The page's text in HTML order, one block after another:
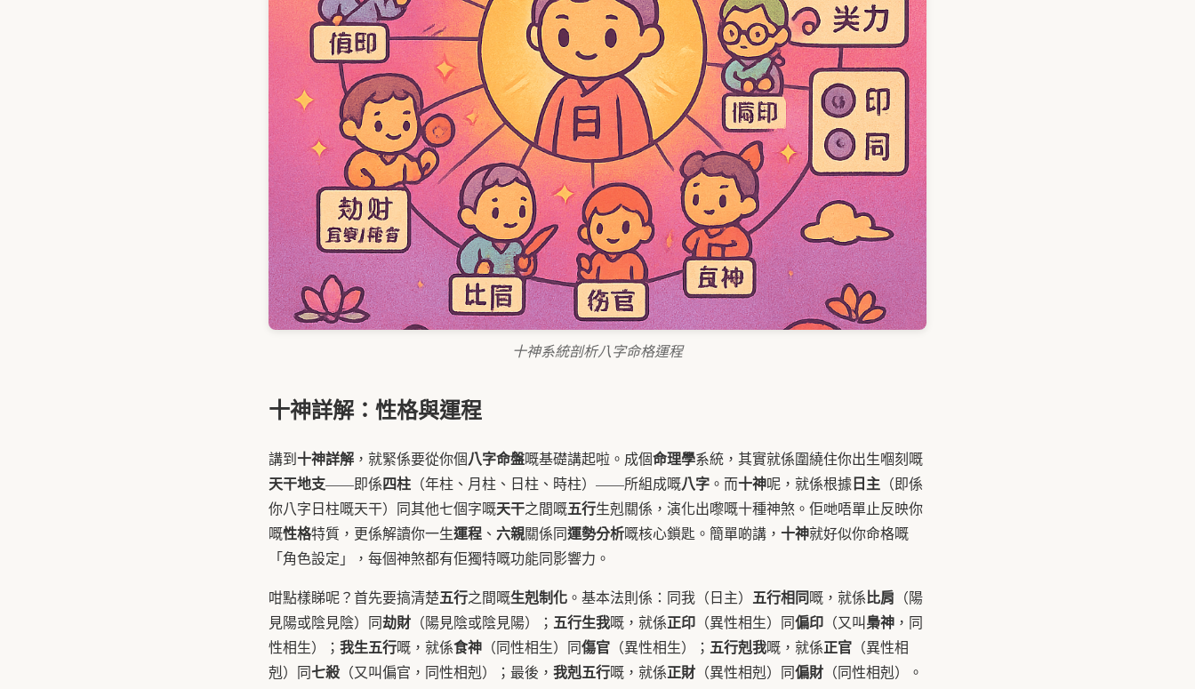
十神系統剖析八字命格運程
十神詳解：性格與運程
講到十神詳解 ，就緊係要從你個八字命盤嘅基礎講起啦。成個命理學系統，其實就係圍繞住你出生嗰刻嘅
天干地支——即係四柱 （年柱、月柱、日柱、時柱）——所組成嘅八字 。而十神呢，就係根據日主 （即係
你八字日柱嘅天干）同其他七個字嘅天干之間嘅五行生剋關係，演化出嚟嘅十種神煞。佢哋唔單止反映你
嘅性格特質，更係解讀你一生運程 、 六親關係同運勢分析嘅核心鎖匙。簡單啲講， 十神就好似你命格嘅
「角色設定」，每個神煞都有佢獨特嘅功能同影響力。
咁點樣睇呢？首先要搞清楚五行之間嘅生剋制化 。基本法則係：同我（日主） 五行相同嘅，就係比肩 （陽
見陽或陰見陰）同劫財 （陽見陰或陰見陽）； 五行生我嘅，就係正印 （異性相生）同偏印 （又叫梟神 ，同
性相生）； 我生五行嘅，就係食神 （同性相生）同傷官 （異性相生）； 五行剋我嘅，就係正官 （異性相
剋）同七殺 （又叫偏官，同性相剋）；最後， 我剋五行嘅，就係正財 （異性相剋）同偏財 （同性相剋）。